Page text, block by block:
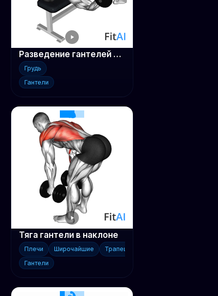
Разведение гантелей лежа
Грудь
Гантели
Тяга гантели в наклоне
Плечи Широчайшие
Трапеции
Гантели